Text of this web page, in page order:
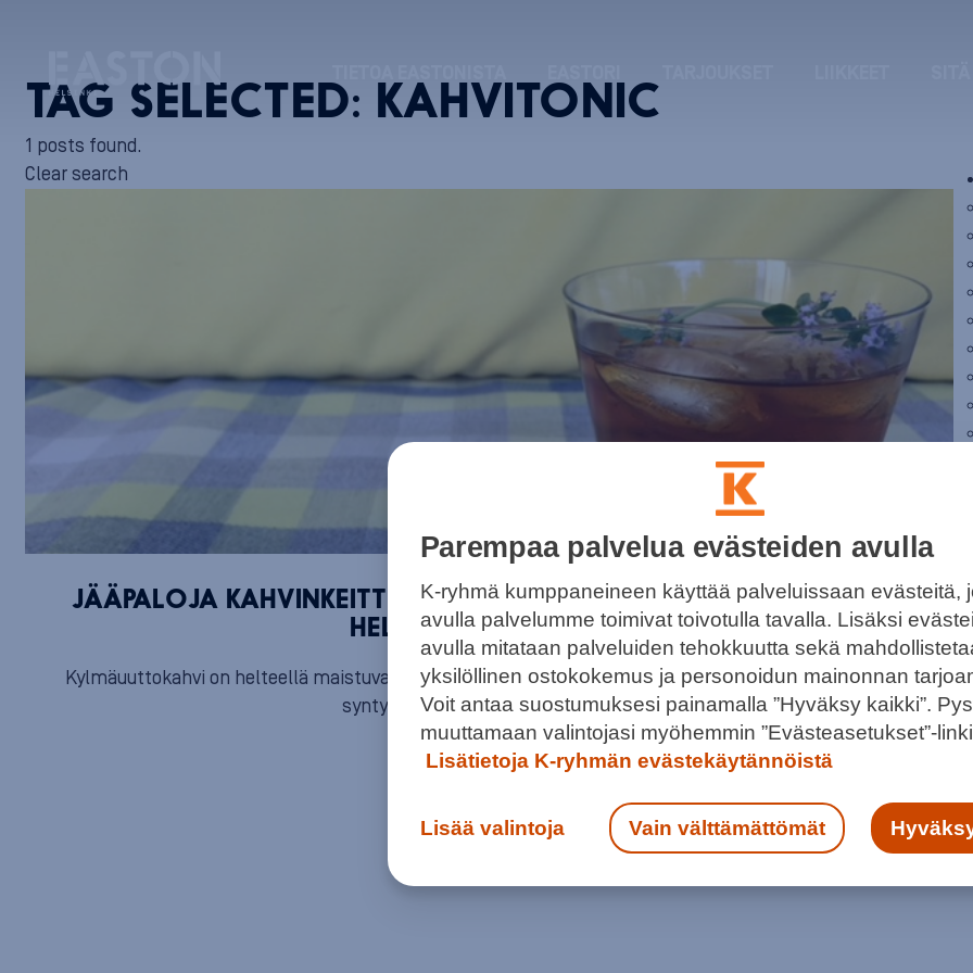
TAG SELECTED: KAHVITONIC
1 posts found.
Clear search
JÄÄPALOJA KAHVINKEITTIMEEN TAI ESPRESSOTONIC – JUODAANKO
HELLEPÄIVÄN KAHVIT?
Kylmäuuttokahvi on helteellä maistuva kesäjuoma, joka tuo kahvin makeuden esiin. Kylmästä kahvista
syntyvät myös drinkit ja sihijuomat.
Parempaa palvelua evästeiden avulla
K-ryhmä kumppaneineen käyttää palveluissaan evästeitä,
avulla palvelumme toimivat toivotulla tavalla. Lisäksi
avulla mitataan palveluiden tehokkuutta sekä
yksilöllinen ostokokemus ja personoidun mainonnan
Voit antaa suostumuksesi painamalla ”Hyväksy kaikki”.
muuttamaan valintojasi myöhemmin ”Evästeasetukset”-
Lisätietoja K-ryhmän evästekäytännöistä
Lisää valintoja Vain välttämättömät